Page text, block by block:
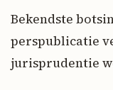
Bekendste
perspublicatie
jurisprudentie